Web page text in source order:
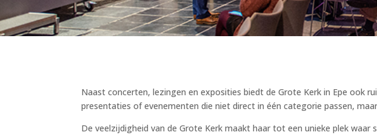
Naast concerten, lezingen en exposities biedt de Grote Kerk in Epe ook
presentaties of evenementen die niet direct in één categorie passen,
De veelzijdigheid van de Grote Kerk maakt haar tot een unieke plek